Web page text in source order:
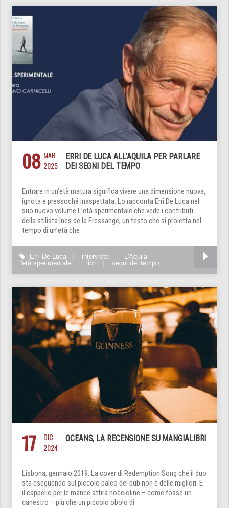
08 MAR
2025
ERRI DE LUCA ALL’AQUILA PER PARLARE
DEI SEGNI DEL TEMPO
Entrare in un’età matura significa vivere una dimensione nuova,
ignota e pressoché inaspettata. Lo racconta Erri De Luca nel
suo nuovo volume L’età sperimentale che vede i contributi
della stilista Ines de la Fressange, un testo che si proietta nel
tempo di un’età che
Erri De Luca interviste
L'Aquila
l'età sperimentale
libri segni del tempo
17
DIC
2024
OCEANS, LA RECENSIONE SU MANGIALIBRI
Lisbona, gennaio 2019. La cover di Redemption Song che il duo
sta eseguendo sul piccolo palco del pub non è delle migliori. E
il cappello per le mance attira noccioline – come fosse un
canestro – più che un piccolo obolo di